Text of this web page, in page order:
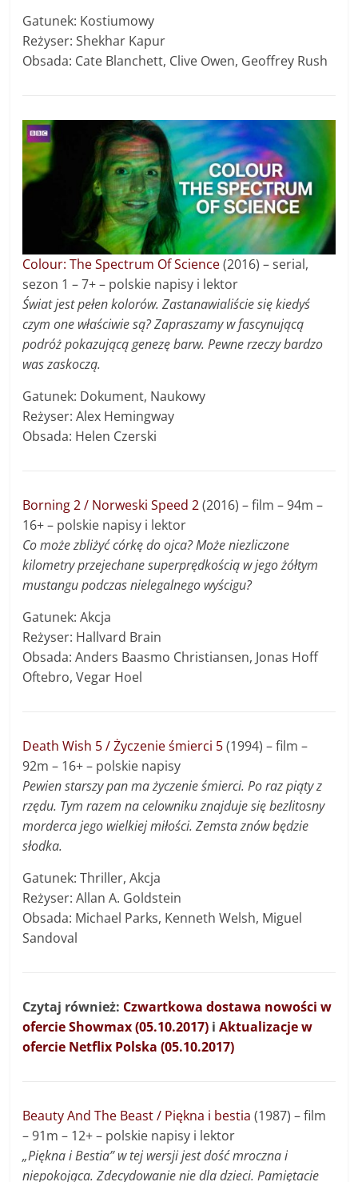
Gatunek: Kostiumowy
Reżyser: Shekhar Kapur
Obsada: Cate Blanchett, Clive Owen, Geoffrey Rush
Colour: The Spectrum Of Science(2016) – serial,
sezon 1 – 7+ – polskie napisy i lektor
Świat jest pełen kolorów. Zastanawialiście się kiedyś
czym one właściwie są? Zapraszamy w fascynującą
podróż pokazującą genezę barw. Pewne rzeczy bardzo
was zaskoczą.
Gatunek: Dokument, Naukowy
Reżyser: Alex Hemingway
Obsada: Helen Czerski
Borning 2 / Norweski Speed 2(2016) – film – 94m –
16+ – polskie napisy i lektor
Co może zbliżyć córkę do ojca? Może niezliczone
kilometry przejechane superprędkością w jego żółtym
mustangu podczas nielegalnego wyścigu?
Gatunek: Akcja
Reżyser: Hallvard Brain
Obsada: Anders Baasmo Christiansen, Jonas Hoff
Oftebro, Vegar Hoel
Death Wish 5 / Życzenie śmierci 5(1994) – film –
92m – 16+ – polskie napisy
Pewien starszy pan ma życzenie śmierci. Po raz piąty z
rzędu. Tym razem na celowniku znajduje się bezlitosny
morderca jego wielkiej miłości. Zemsta znów będzie
słodka.
Gatunek: Thriller, Akcja
Reżyser: Allan A. Goldstein
Obsada: Michael Parks, Kenneth Welsh, Miguel
Sandoval
Czytaj również: Czwartkowa dostawa nowości w
ofercie Showmax (05.10.2017) iAktualizacje w
ofercie Netflix Polska (05.10.2017)
Beauty And The Beast / Piękna i bestia (1987) – film
– 91m – 12+ – polskie napisy i lektor
„Piękna i Bestia” w tej wersji jest dość mroczna i
niepokojąca. Zdecydowanie nie dla dzieci. Pamiętacie